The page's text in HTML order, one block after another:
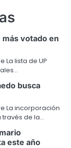
más votado en
La lista de UP
busca
La incorporación
de la…
este año